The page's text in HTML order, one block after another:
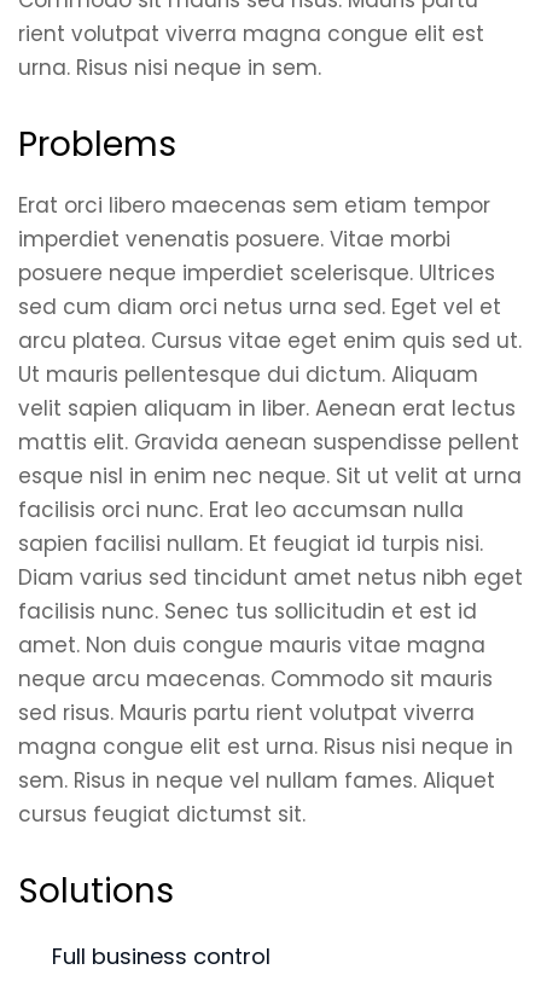
rient volutpat viverra magna congue elit est
urna. Risus nisi neque in sem.
Problems
Erat orci libero maecenas sem etiam tempor
imperdiet venenatis posuere. Vitae morbi
posuere neque imperdiet scelerisque. Ultrices
sed cum diam orci netus urna sed. Eget vel et
arcu platea. Cursus vitae eget enim quis sed ut.
Ut mauris pellentesque dui dictum. Aliquam
velit sapien aliquam in liber. Aenean erat lectus
mattis elit. Gravida aenean suspendisse pellent
esque nisl in enim nec neque. Sit ut velit at urna
facilisis orci nunc. Erat leo accumsan nulla
sapien facilisi nullam. Et feugiat id turpis nisi.
Diam varius sed tincidunt amet netus nibh eget
facilisis nunc. Senec tus sollicitudin et est id
amet. Non duis congue mauris vitae magna
neque arcu maecenas. Commodo sit mauris
sed risus. Mauris partu rient volutpat viverra
magna congue elit est urna. Risus nisi neque in
sem. Risus in neque vel nullam fames. Aliquet
cursus feugiat dictumst sit.
Solutions
Full business control